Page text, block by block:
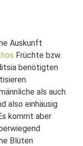
Auskunft
Früchte bzw.
benötigten
als auch
also einhäusig
kommt aber
Blüten